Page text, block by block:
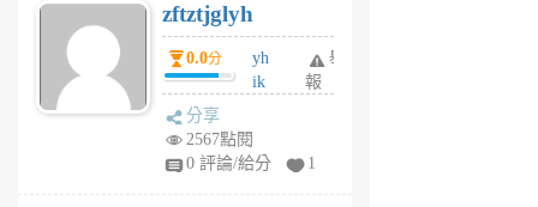
月
前
zftztjglyh
0.0分
yh
ik
tu
舉
報
分享
2567點閱
0 評論/給分
1